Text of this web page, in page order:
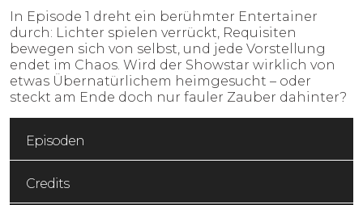
In Episode 1 dreht ein berühmter Entertainer
durch: Lichter spielen verrückt, Requisiten
bewegen sich von selbst, und jede Vorstellung
endet im Chaos. Wird der Showstar wirklich von
etwas Übernatürlichem heimgesucht – oder
steckt am Ende doch nur fauler Zauber dahinter?
Episoden
Credits